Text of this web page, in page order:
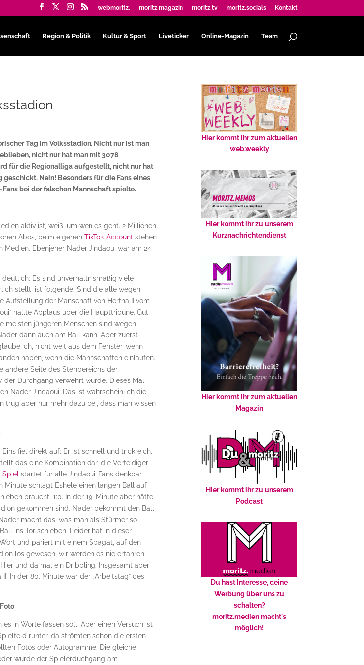
webmoritz. moritz.magazin moritz.tv moritz.socials Kontakt
Region & Politik Kultur & Sport Liveticker Online-Magazin Team
Tag im Volksstadion. Nicht nur ist man
nicht nur hat man mit 3078
für die Regionalliga aufgestellt, nicht nur hat
Nein! Besonders für die Fans eines
bei der falschen Mannschaft spielte.
aktiv ist, weiß, um wen es geht. 2 Millionen
Abos, beim eigenenTikTok-Account stehen
Ebenjener Nader Jindaoui war am 24.
Es sind unverhältnismäßig viele
stellt, ist folgende: Sind die alle wegen
Aufstellung der Manschaft von Hertha II vom
hallte Applaus über die Haupttribüne. Gut,
meisten jüngeren Menschen sind wegen
dann auch am Ball kann. Aber zuerst
ich, nicht weit aus dem Fenster, wenn
haben, wenn die Mannschaften einlaufen.
andere Seite des Stehbereichs der
Durchgang verwehrt wurde. Dieses Mal
Nader Jindaoui. Das ist wahrscheinlich die
trug aber nur mehr dazu bei, dass man wissen
fiel direkt auf: Er ist schnell und trickreich.
das eine Kombination dar, die Verteidiger
Spiel startet für alle Jindaoui-Fans denkbar
Minute schlägt Eshele einen langen Ball auf
braucht. 1:0. In der 19. Minute aber hätte
gekommen sind. Nader bekommt den Ball
macht das, was man als Stürmer so
ins Tor schieben. Leider hat in dieser
und pariert mit einem Spagat, auf den
los gewesen, wir werden es nie erfahren.
und da mal ein Dribbling. Insgesamt aber
In der 80. Minute war der „Arbeitstag“ des
in Worte fassen soll. Aber einen Versuch ist
runter, da strömten schon die ersten
Fotos oder Autogramme. Die gleiche
wurde der Spielerduchgang am
Hier kommt ihr zum aktuellen
web.weekly
Hier kommt ihr zu unserem
Kurznachrichtendienst
Hier kommt ihr zum aktuellen
Magazin
Hier kommt ihr zu unserem
Podcast
Du hast Interesse, deine
Werbung über uns zu
schalten?
moritz.medien macht's
möglich!